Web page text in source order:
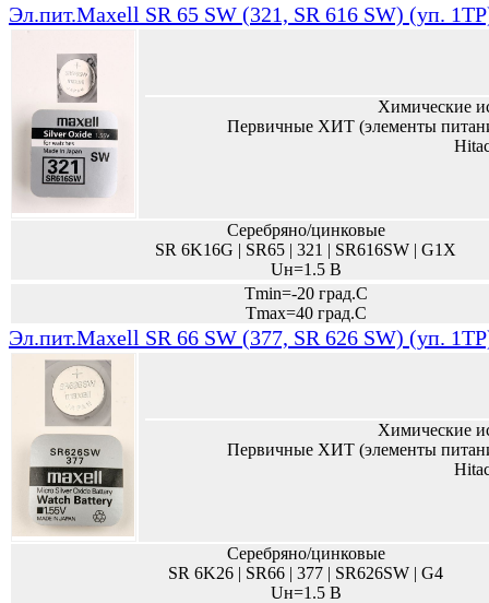
Эл.пит.Maxell SR 65 SW (321, SR 616 SW) (уп.
Химические
Первичные ХИТ (элементы
Серебряно/цинковые
SR 6K16G | SR65 | 321 | SR616SW | G1X
Uн=1.5 В
Tmin=-20 град.С
Tmax=40 град.С
Эл.пит.Maxell SR 66 SW (377, SR 626 SW) (уп.
Химические
Первичные ХИТ (элементы
Серебряно/цинковые
SR 6K26 | SR66 | 377 | SR626SW | G4
Uн=1.5 В